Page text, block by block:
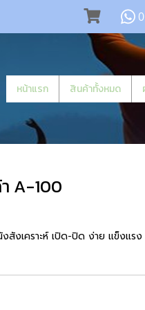
หน้าแรก สินค้าทั้งหมด
A-100
งเคราะห์ เปิด-ปิด ง่าย แข็งแร